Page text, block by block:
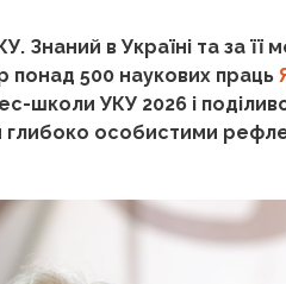
Знаний в Україні та за її
понад 500 наукових праць
школи УКУ 2026 і
глибоко особистими